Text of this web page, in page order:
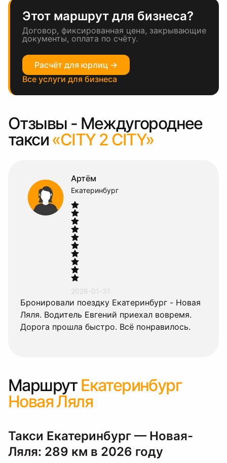
Этот маршрут для бизнеса?
Договор, фиксированная цена, закрывающие
документы, оплата по счёту.
Расчёт для юрлиц →
Все услуги для бизнеса
Отзывы - Междугороднее
такси «CITY 2 CITY»
Артём
Екатеринбург
2026-01-31
Бронировали поездку Екатеринбург - Новая
Ляля. Водитель Евгений приехал вовремя.
Дорога прошла быстро. Всё понравилось.
Маршрут Екатеринбург
Новая Ляля
Такси Екатеринбург — Новая-
Ляля: 289 км в 2026 году